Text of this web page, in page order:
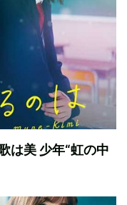
は美 少年“虹の中